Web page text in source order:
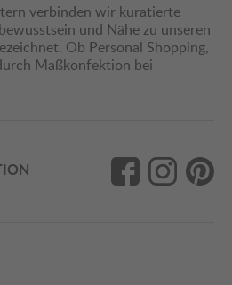
verbinden wir kuratierte
und Nähe zu unseren
Ob Personal Shopping,
Maßkonfektion bei